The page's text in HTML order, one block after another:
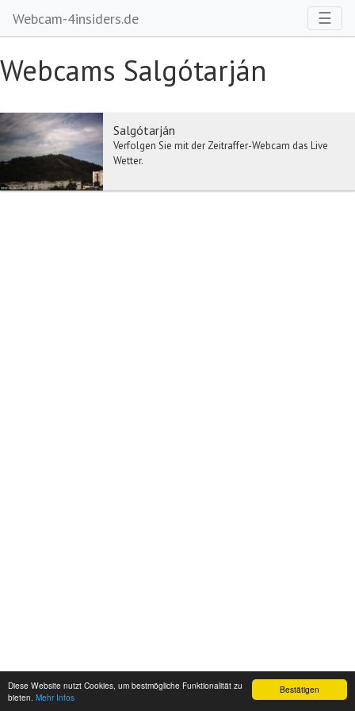
Bestätigen
Diese Website nutzt Cookies, um bestmögliche Funktionalität zu
bieten. Mehr Infos
Webcam-4insiders.de ☰
Webcams Salgótarján
Salgótarján
Verfolgen Sie mit der Zeitraffer-Webcam das Live
Wetter.